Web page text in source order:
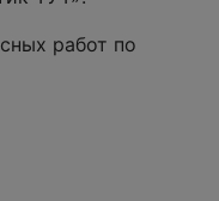
работ по